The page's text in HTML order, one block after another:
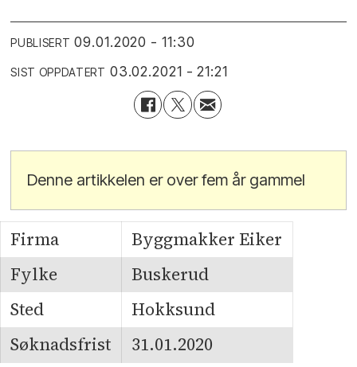
PUBLISERT 09.01.2020 - 11:30
SIST OPPDATERT 03.02.2021 - 21:21
Denne artikkelen er over fem år gammel
Firma
Byggmakker Eiker
Fylke
Buskerud
Sted
Hokksund
Søknadsfrist
31.01.2020